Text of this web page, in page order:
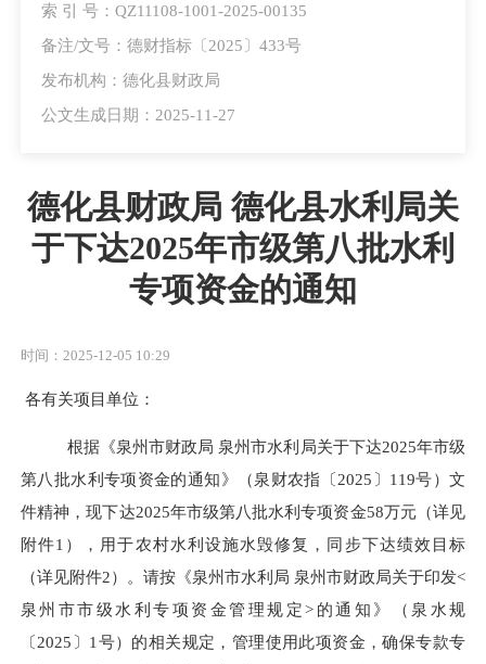
索 引 号：QZ11108-1001-2025-00135
备注/文号：德财指标〔2025〕433号
发布机构：德化县财政局
公文生成日期：2025-11-27
德化县财政局 德化县水利局关
于下达2025年市级第八批水利
专项资金的通知
时间：2025-12-05 10:29
各有关项目单位：
根据《泉州市财政局 泉州市水利局关于下达2025年市级
第八批水利专项资金的通知》（泉财农指〔2025〕119号）文
件精神 ，现下达2025年市级第八批水利专项资金58万元（详见
附件1），用于农村水利设施水毁修复，同步下达绩效目标
（详见附件2）。请按 《泉州市水利局 泉州市财政局关于印发<
泉州市市级水利专项资金管理规定>的通知》（泉水规
〔2025〕1号）的相关规定，管理使用此项资金，确保专款专